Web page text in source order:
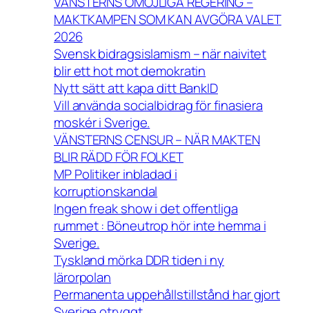
MAKTKAMPEN SOM KAN AVGÖRA VALET
2026
Svensk bidragsislamism – när naivitet
blir ett hot mot demokratin
Nytt sätt att kapa ditt BankID
Vill använda socialbidrag för finasiera
moskér i Sverige.
VÄNSTERNS CENSUR – NÄR MAKTEN
BLIR RÄDD FÖR FOLKET
MP Politiker inbladad i
korruptionskandal
Ingen freak show i det offentliga
rummet : Böneutrop hör inte hemma i
Sverige.
Tyskland mörka DDR tiden i ny
lärorpolan
Permanenta uppehållstillstånd har gjort